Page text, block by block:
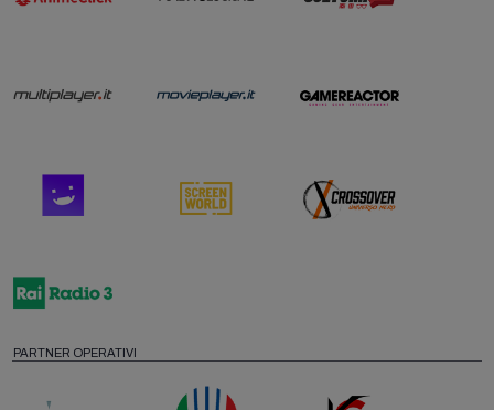
PARTNER OPERATIVI